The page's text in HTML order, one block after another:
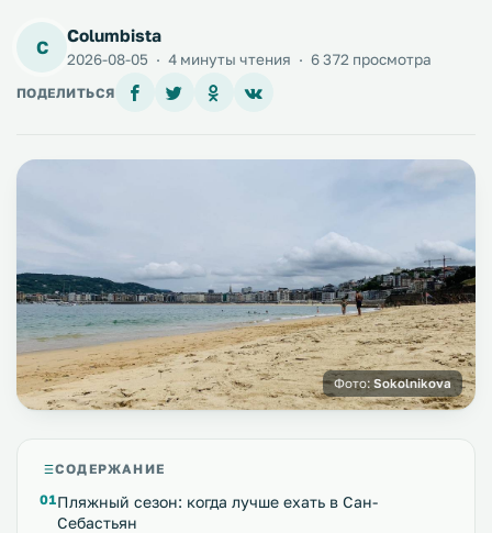
C
Columbista
2026-08-05 · 4 минуты чтения · 6 372 просмотра
ПОДЕЛИТЬСЯ
Фото: Sokolnikova
СОДЕРЖАНИЕ
Пляжный сезон: когда лучше ехать в Сан-
Себастьян